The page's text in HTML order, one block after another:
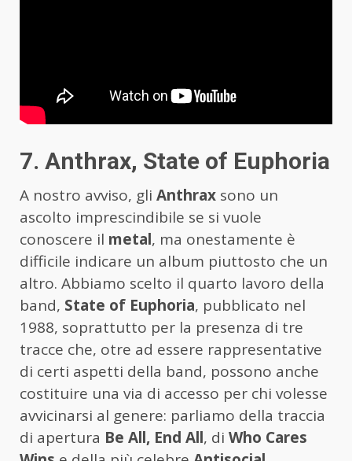
7. Anthrax, State of Euphoria
A nostro avviso, gli Anthrax sono un
ascolto imprescindibile se si vuole
conoscere il metal, ma onestamente è
difficile indicare un album piuttosto che un
altro. Abbiamo scelto il quarto lavoro della
band, State of Euphoria, pubblicato nel
1988, soprattutto per la presenza di tre
tracce che, otre ad essere rappresentative
di certi aspetti della band, possono anche
costituire una via di accesso per chi volesse
avvicinarsi al genere: parliamo della traccia
di apertura Be All, End All, di Who Cares